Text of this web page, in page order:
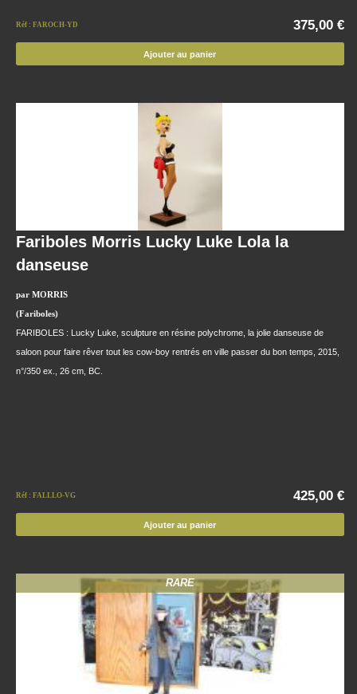
Réf : FAROCH-YD 375,00 €
Ajouter au panier
Fariboles Morris Lucky Luke Lola la
danseuse
par MORRIS
(Fariboles)
FARIBOLES : Lucky Luke, sculpture en résine polychrome, la jolie danseuse de
saloon pour faire rêver tout les cow-boy rentrés en ville passer du bon temps, 2015,
n°/350 ex., 26 cm, BC.
Réf : FALLLO-VG 425,00 €
Ajouter au panier
RARE